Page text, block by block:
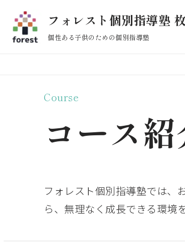
コ
ン
フォレスト個別指導塾
個性ある子供のための個別指導塾
Course
コース
フォレスト個別指導塾では、
ら、無理なく成長できる環境